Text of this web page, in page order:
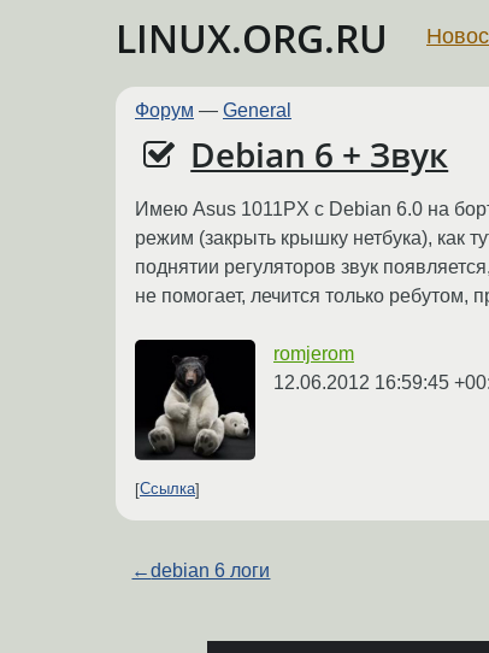
LINUX.ORG.RU
Форум — General
Debian 6 + Звук
Имею Asus 1011PX с Debian 6.0 на
режим (закрыть крышку нетбука), как
поднятии регуляторов звук
не помогает, лечится только
romjerom
12.06.2012 16:59:45
Ссылка
←debian 6 логи